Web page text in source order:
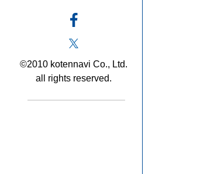
©2010 kotennavi Co., Ltd.
all rights reserved.